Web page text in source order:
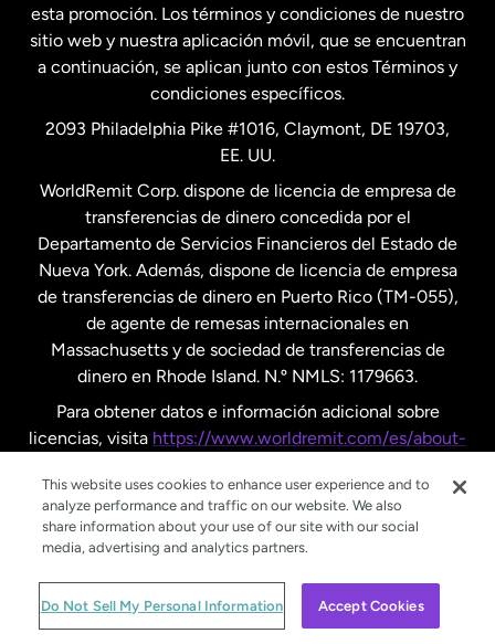
Nueva Zelanda
Países Bajos
Suecia
esta promoción. Los términos y condiciones de nuestro
sitio web y nuestra aplicación móvil, que se encuentran
a continuación, se aplican junto con estos Términos y
condiciones específicos.
2093 Philadelphia Pike #1016, Claymont, DE 19703,
EE. UU.
WorldRemit Corp. dispone de licencia de empresa de
transferencias de dinero concedida por el
Departamento de Servicios Financieros del Estado de
Nueva York. Además, dispone de licencia de empresa
de transferencias de dinero en Puerto Rico (TM-055),
de agente de remesas internacionales en
Massachusetts y de sociedad de transferencias de
dinero en Rhode Island. N.º NMLS: 1179663.
Para obtener datos e información adicional sobre
licencias, visita https://www.worldremit.com/es/about-
© WorldRemit 2024
This website uses cookies to enhance user experience and to
analyze performance and traffic on our website. We also
share information about your use of our site with our social
media, advertising and analytics partners.
Do Not Sell My Personal Information Accept Cookies